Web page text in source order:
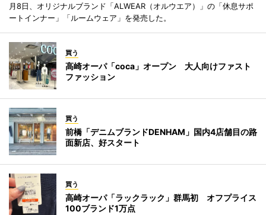
月8日、オリジナルブランド「ALWEAR（オルウエア）」の「休息サポ
ートインナー」「ルームウェア」を発売した。
買う
高崎オーパ「coca」オープン 大人向けファスト
ファッション
買う
前橋「デニムブランドDENHAM」国内4店舗目の路
面新店、好スタート
買う
高崎オーパ「ラックラック」群馬初 オフプライス
100ブランド1万点